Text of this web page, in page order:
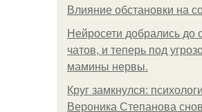
Влияние обстановки на
Нейросети добрались до
чатов, и теперь под
мамины нервы.
Круг замкнулся:
Вероника Степанова